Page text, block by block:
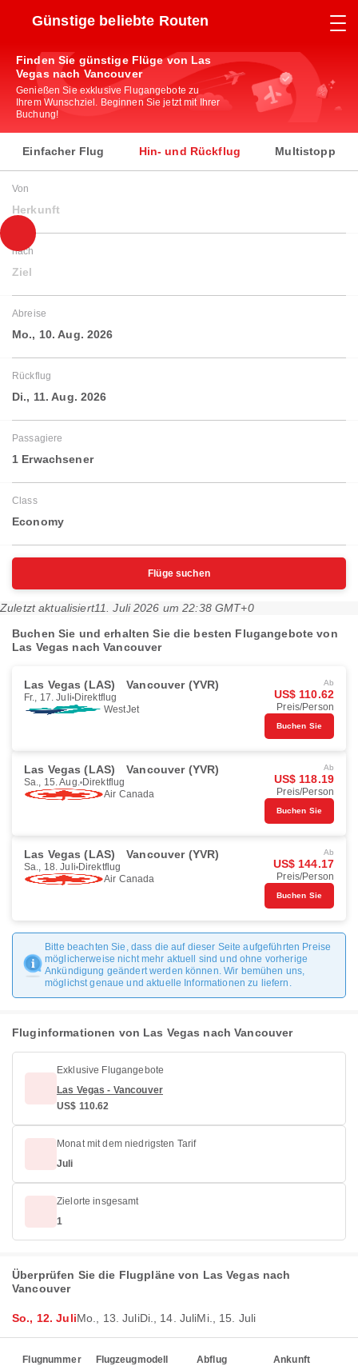
Günstige beliebte Routen
Finden Sie günstige Flüge von Las
Vegas nach Vancouver
Genießen Sie exklusive Flugangebote zu
Ihrem Wunschziel. Beginnen Sie jetzt mit Ihrer
Buchung!
Einfacher Flug Hin- und Rückflug Multistopp
Von
Herkunft
nach
Ziel
Abreise
Mo., 10. Aug. 2026
Rückflug
Di., 11. Aug. 2026
Passagiere
1 Erwachsener
Class
Economy
Flüge suchen
Zuletzt aktualisiert11. Juli 2026 um 22:38 GMT+0
Buchen Sie und erhalten Sie die besten Flugangebote von
Las Vegas nach Vancouver
Las Vegas (LAS) Vancouver (YVR)
Fr., 17. Juli Direktflug
WestJet
Ab
US$ 110.62
Preis/Person
Buchen Sie
Las Vegas (LAS) Vancouver (YVR)
Sa., 15. Aug. Direktflug
Air Canada
Ab
US$ 118.19
Preis/Person
Buchen Sie
Las Vegas (LAS) Vancouver (YVR)
Sa., 18. Juli Direktflug
Air Canada
Ab
US$ 144.17
Preis/Person
Buchen Sie
Bitte beachten Sie, dass die auf dieser Seite aufgeführten Preise
möglicherweise nicht mehr aktuell sind und ohne vorherige
Ankündigung geändert werden können. Wir bemühen uns,
möglichst genaue und aktuelle Informationen zu liefern.
Fluginformationen von Las Vegas nach Vancouver
Exklusive Flugangebote
Las Vegas - Vancouver
US$ 110.62
Monat mit dem niedrigsten Tarif
Juli
Zielorte insgesamt
1
Überprüfen Sie die Flugpläne von Las Vegas nach
Vancouver
So., 12. JuliMo., 13. JuliDi., 14. JuliMi., 15. Juli
Flugnummer Flugzeugmodell Abflug Ankunft